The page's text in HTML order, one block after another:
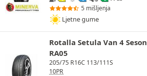
5 mišljenja
Ljetne gume
Rotalla Setula Van 4 Seson
RA05
205/75 R16C 113/111S
10PR